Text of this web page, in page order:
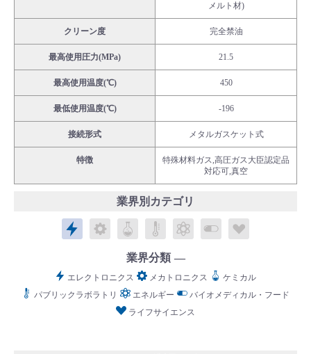
会社情報
Corporate Blog
採用情報
日本語／English
お問い合わせ
メルト材)
クリーン度 完全禁油
最高使用圧力(MPa) 21.5
最高使用温度(℃) 450
最低使用温度(℃) -196
接続形式 メタルガスケット式
特徴
特殊材料ガス,高圧ガス大臣認定品
対応可,真空
業界別カテゴリ
エレクトロニクス
メカトロニクス
ケミカルパブリックラボラトリ
エネルギーバイオメディカ
業界分類
エレクトロニクス メカトロニクス
ケミカル
パブリックラボラトリ
エネルギー
バイオメディカル・フード
ライフサイエンス